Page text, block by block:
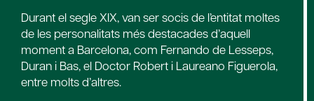
Durant el segle XIX, van ser socis de l’entitat moltes
de les personalitats més destacades d’aquell
moment a Barcelona, com Fernando de Lesseps,
Duran i Bas, el Doctor Robert i Laureano Figuerola,
entre molts d’altres.